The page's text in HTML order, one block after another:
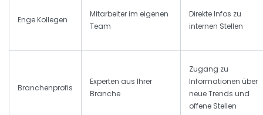
Enge Kollegen
Mitarbeiter im eigenen
Team
Direkte Infos zu
internen Stellen
Branchenprofis
Experten aus Ihrer
Branche
Zugang zu
Informationen über
neue Trends und
offene Stellen